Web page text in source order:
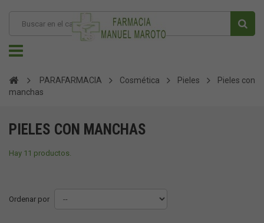
PARAFARMACIA Cosmética Pieles
Pieles con
manchas
PIELES CON MANCHAS
Hay 11 productos.
Ordenar por